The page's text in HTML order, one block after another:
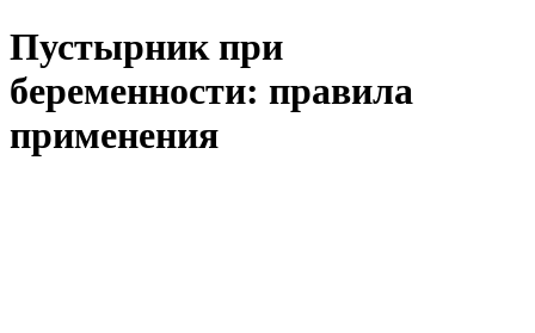
Пустырник при
беременности: правила
применения